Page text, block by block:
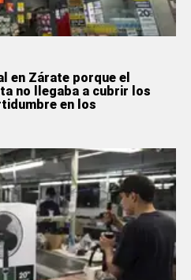
en Zárate porque el
no llegaba a cubrir los
en los